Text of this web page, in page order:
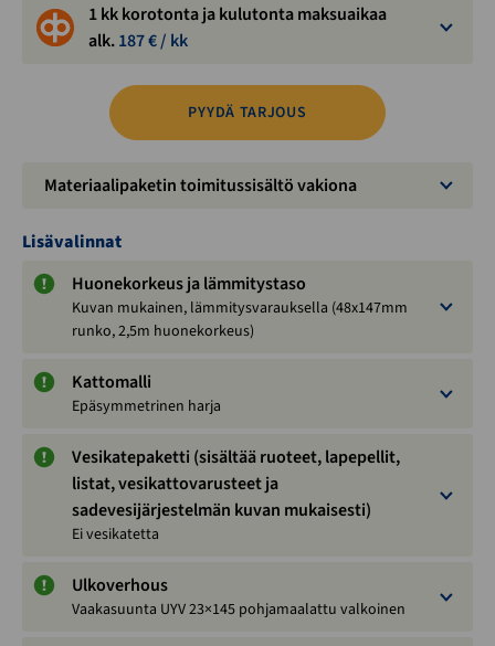
1 kk korotonta ja kulutonta maksuaikaa
alk.187€ / kk
PYYDÄ TARJOUS
Materiaalipaketin toimitussisältö vakiona
Lisävalinnat
Huonekorkeus ja lämmitystaso
Kuvan mukainen, lämmitysvarauksella (48x147mm
runko, 2,5m huonekorkeus)
Kattomalli
Epäsymmetrinen harja
Vesikatepaketti (sisältää ruoteet, lapepellit,
listat, vesikattovarusteet ja
sadevesijärjestelmän kuvan mukaisesti)
Ei vesikatetta
Ulkoverhous
Vaakasuunta UYV 23×145 pohjamaalattu valkoinen